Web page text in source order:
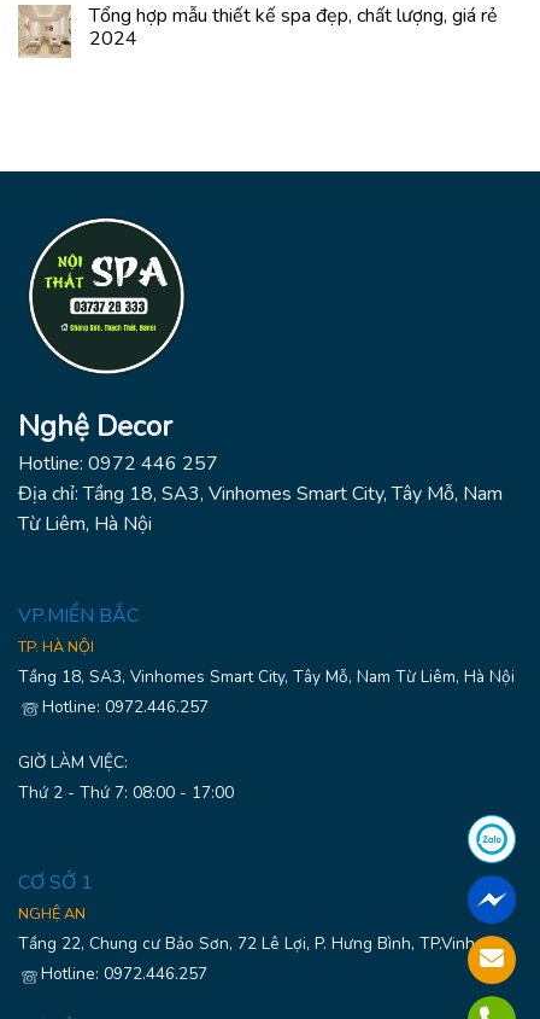
Tổng hợp mẫu thiết kế spa đẹp, chất lượng, giá rẻ
2024
Nghệ Decor
Hotline: 0972 446 257
Địa chỉ: Tầng 18, SA3, Vinhomes Smart City, Tây Mỗ, Nam
Từ Liêm, Hà Nội
VP.MIỀN BẮC
TP. HÀ NỘI
Tầng 18, SA3, Vinhomes Smart City, Tây Mỗ, Nam Từ Liêm, Hà Nội
Hotline: 0972.446.257
GIỜ LÀM VIỆC:
Thứ 2 - Thứ 7: 08:00 - 17:00
CƠ SỞ 1
NGHỆ AN
Tầng 22, Chung cư Bảo Sơn, 72 Lê Lợi, P. Hưng Bình, TP.Vinh
Hotline: 0972.446.257